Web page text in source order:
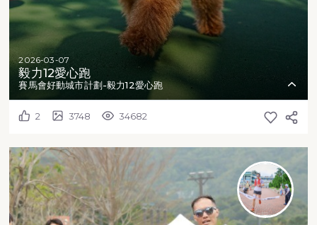
2026-03-07
毅力12愛心跑
賽馬會好動城市計劃-毅力12愛心跑
2 3748 34682